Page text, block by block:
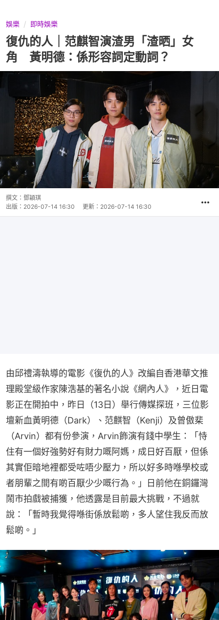
娛樂 即時娛樂
復仇的人｜范麒智演渣男「渣晒」女
角 黃明德：係形容詞定動詞？
撰文： 鄧穎琪
出版： 2026-07-14 16:30 更新： 2026-07-14 16:30
由邱禮濤執導的電影《復仇的人》改編自香港華文推
理殿堂級作家陳浩基的著名小說《網內人》，近日電
影正在開拍中，昨日（13日）舉行傳媒探班，三位影
壇新血黃明德（Dark）、范麒智（Kenji）及曾傲棐
（Arvin）都有份參演，Arvin飾演有錢中學生：「恃
住有一個好強勢好有財力嘅阿媽，成日好百厭，但係
其實佢暗地裡都受咗唔少壓力，所以好多時喺學校或
者朋輩之間有啲百厭少少嘅行為。」日前他在銅鑼灣
鬧市拍戲被捕獲，他透露是目前最大挑戰，不過就
說：「暫時我覺得喺街係放鬆啲，多人望住我反而放
鬆啲。」